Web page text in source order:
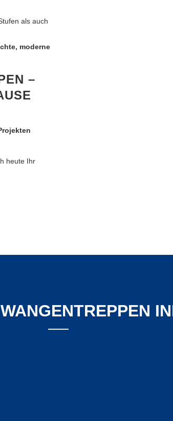
als auch
moderne
–
O
heute Ihr